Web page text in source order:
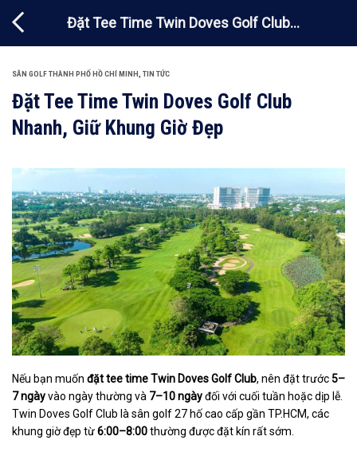
đến
Đặt Tee Time Twin Doves Golf Club
Nhanh, Giữ Khung Giờ Đẹp
SÂN GOLF THÀNH PHỐ HỒ CHÍ MINH TIN TỨC
Đặt Tee Time Twin Doves Golf Club
Nhanh, Giữ Khung Giờ Đẹp
Nếu bạn muốn đặt tee time Twin Doves Golf Club, nên đặt trước5–
7 ngàyvào ngày thường và 7–10 ngàyđối với cuối tuần hoặc dịp lễ.
Twin Doves Golf Club là sân golf 27 hố cao cấp gần TP.HCM, các
khung giờ đẹp từ6:00–8:00thường được đặt kín rất sớm.